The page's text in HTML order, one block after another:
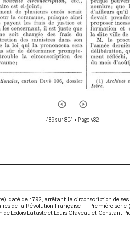
489 sur 804 • Page 482
daté de 1792, arrêtant la circonscription de
de la Révolution Française — Première série
de Lodoïs Lataste et Louis Claveau et Constant